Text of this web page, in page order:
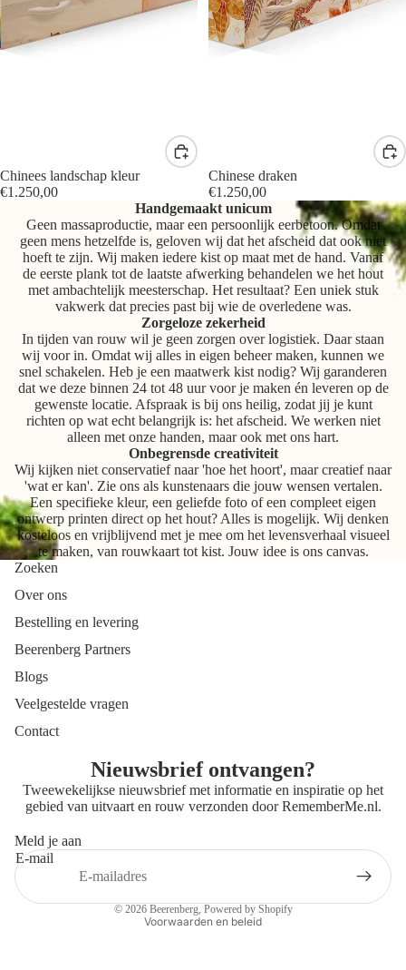
Chinees landschap kleur
€1.250,00
Chinese draken
€1.250,00
Handgemaakt unicum
Geen massaproductie, maar een persoonlijk eerbetoon. Omdat
geen mens hetzelfde is, geloven wij dat het afscheid dat ook niet
hoeft te zijn. Wij maken iedere kist op maat met de hand. Vanaf
de eerste plank tot de laatste afwerking behandelen we het hout
met ambachtelijk meesterschap. Het resultaat? Een uniek stuk
vakwerk dat precies past bij wie de overledene was.
Zorgeloze zekerheid
In tijden van rouw wil je geen zorgen over logistiek. Daar staan
wij voor in. Omdat wij alles in eigen beheer maken, kunnen we
snel schakelen. Heb je een maatwerk kist nodig? Wij garanderen
dat we deze binnen 24 tot 48 uur voor je maken én leveren op de
gewenste locatie. Afspraak is bij ons heilig, zodat jij je kunt
richten op wat echt belangrijk is: het afscheid. We werken niet
alleen met onze handen, maar ook met ons hart.
Onbegrensde creativiteit
Wij kijken niet conservatief naar 'hoe het hoort', maar creatief naar
'wat er kan'. Zie ons als kunstenaars die jouw wensen vertalen.
Een specifieke kleur, een geliefde foto of een compleet eigen
ontwerp printen direct op het hout? Alles is mogelijk. Wij denken
kosteloos en vrijblijvend met je mee om het levensverhaal visueel
te maken, van rouwkaart tot kist. Jouw idee is ons canvas.
Zoeken
Over ons
Bestelling en levering
Beerenberg Partners
Blogs
Veelgestelde vragen
Contact
Nieuwsbrief ontvangen?
Tweewekelijkse nieuwsbrief met informatie en inspiratie op het
gebied van uitvaart en rouw verzonden doorRememberMe.nl.
Meld je aan
E-mail
© 2026 Beerenberg, Powered by Shopify
Voorwaarden en beleid